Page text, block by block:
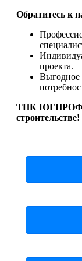
Обратитесь к
проекта.
Выгодное
ТПК
строительстве!